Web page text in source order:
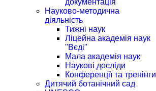
документація
Науково-методична
діяльність
Тижні наук
Ліцейна академія наук
"Вєді"
Мала академія наук
Наукові досліди
Конференції та тренінги
Дитячий ботанічний сад